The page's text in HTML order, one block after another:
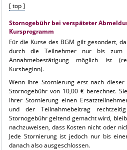
[ top ]
Stornogebühr bei verspäteter
Kursprogramm
Für die Kurse des BGM gilt gesondert,
durch die Teilnehmer nur bis zum
Annahmebestätigung möglich ist
Kursbeginn).
Wenn Ihre Stornierung erst nach
Stornogebühr von 10,00 € berechnet.
Ihrer Stornierung einen
und der Teilnahmebeitrag
Stornogebühr geltend gemacht wird,
nachzuweisen, dass Kosten nicht oder
Jede Stornierung ist jedoch nur bis
danach also ausgeschlossen.